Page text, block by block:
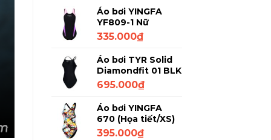
Áo bơi YINGFA
YF809-1 Nữ
Đen/Tím/Trắng XL
335.000₫
Áo bơi TYR Solid
Diamondfit 01 BLK
Đen L/32
695.000₫
Áo bơi YINGFA
670 (Họa tiết/XS)
395.000₫